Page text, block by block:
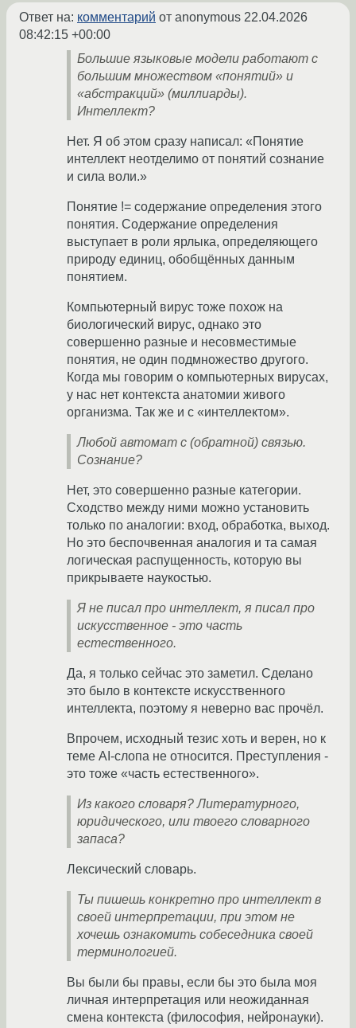
Ответ на: комментарий от anonymous 22.04.2026
08:42:15 +00:00
Большие языковые модели работают с
большим множеством «понятий» и
«абстракций» (миллиарды).
Интеллект?
Нет. Я об этом сразу написал: «Понятие
интеллект неотделимо от понятий сознание
и сила воли.»
Понятие != содержание определения этого
понятия. Содержание определения
выступает в роли ярлыка, определяющего
природу единиц, обобщённых данным
понятием.
Компьютерный вирус тоже похож на
биологический вирус, однако это
совершенно разные и несовместимые
понятия, не один подмножество другого.
Когда мы говорим о компьютерных вирусах,
у нас нет контекста анатомии живого
организма. Так же и с «интеллектом».
Любой автомат с (обратной) связью.
Сознание?
Нет, это совершенно разные категории.
Сходство между ними можно установить
только по аналогии: вход, обработка, выход.
Но это беспочвенная аналогия и та самая
логическая распущенность, которую вы
прикрываете наукостью.
Я не писал про интеллект, я писал про
искусственное - это часть
естественного.
Да, я только сейчас это заметил. Сделано
это было в контексте искусственного
интеллекта, поэтому я неверно вас прочёл.
Впрочем, исходный тезис хоть и верен, но к
теме AI-слопа не относится. Преступления -
это тоже «часть естественного».
Из какого словаря? Литературного,
юридического, или твоего словарного
запаса?
Лексический словарь.
Ты пишешь конкретно про интеллект в
своей интерпретации, при этом не
хочешь ознакомить собеседника своей
терминологией.
Вы были бы правы, если бы это была моя
личная интерпретация или неожиданная
смена контекста (философия, нейронауки).